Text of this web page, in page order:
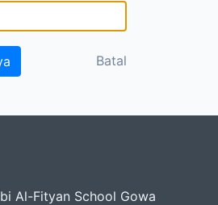
Batal
Al-Fityan School Gowa